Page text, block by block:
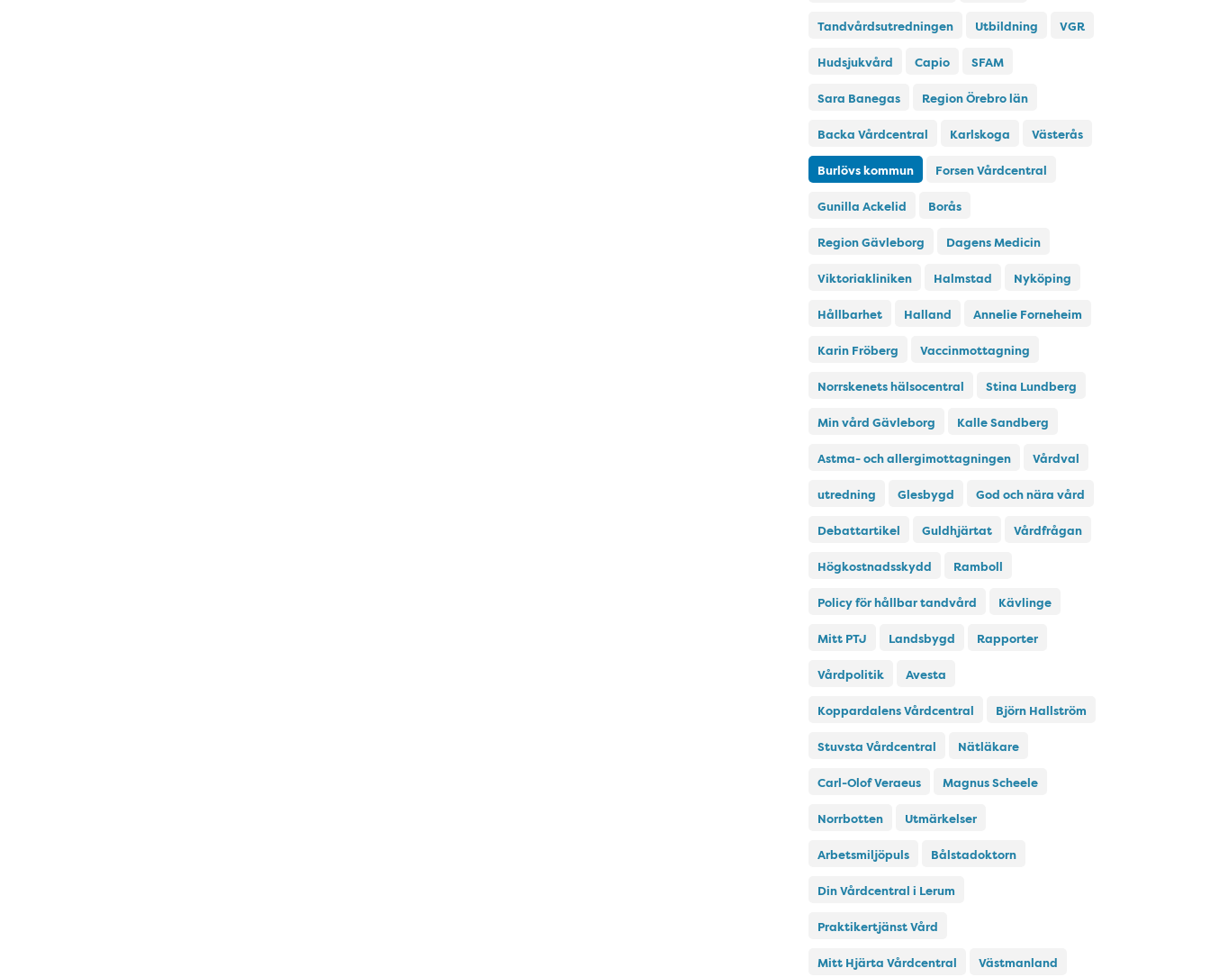
Tandvårdsutredningen Utbildning VGR
Hudsjukvård Capio SFAM
Sara Banegas Region Örebro län
Backa Vårdcentral Karlskoga Västerås
Burlövs kommun Forsen Vårdcentral
Gunilla Ackelid Borås
Region Gävleborg Dagens Medicin
Viktoriakliniken Halmstad Nyköping
Hållbarhet Halland Annelie Forneheim
Karin Fröberg Vaccinmottagning
Norrskenets hälsocentral Stina Lundberg
Min vård Gävleborg Kalle Sandberg
Astma- och allergimottagningen Vårdval
utredning Glesbygd God och nära vård
Debattartikel Guldhjärtat Vårdfrågan
Högkostnadsskydd Ramboll
Policy för hållbar tandvård Kävlinge
Mitt PTJ Landsbygd Rapporter
Vårdpolitik Avesta
Koppardalens Vårdcentral Björn Hallström
Stuvsta Vårdcentral Nätläkare
Carl-Olof Veraeus Magnus Scheele
Norrbotten Utmärkelser
Arbetsmiljöpuls Bålstadoktorn
Din Vårdcentral i Lerum
Praktikertjänst Vård
Mitt Hjärta Vårdcentral Västmanland